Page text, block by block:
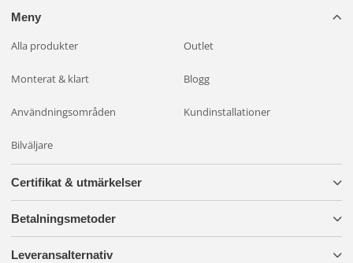
Meny
Alla produkter Outlet
Monterat & klart Blogg
Användningsområden Kundinstallationer
Bilväljare
Certifikat & utmärkelser
Betalningsmetoder
Leveransalternativ